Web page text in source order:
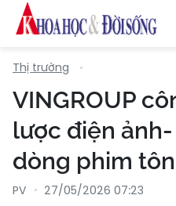
Thị trường
VINGROUP
lược điện
dòng phim
PV 27/05/2026 07:23